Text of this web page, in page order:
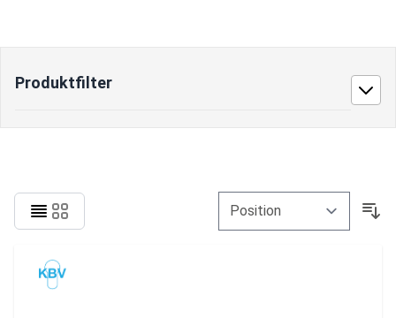
Produktfilter